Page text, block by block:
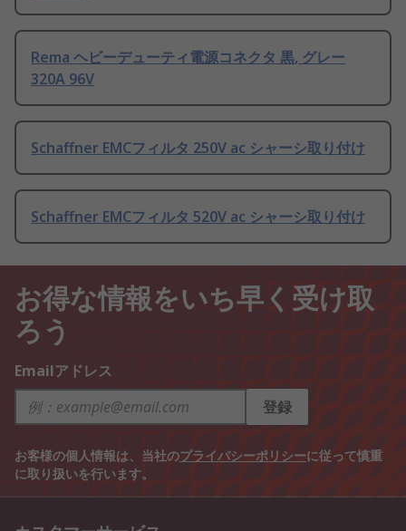
Rema ヘビーデューティ電源コネクタ 黒, グレー
320A 96V
Schaffner EMCフィルタ 250V ac シャーシ取り付け
Schaffner EMCフィルタ 520V ac シャーシ取り付け
お得な情報をいち早く受け取
ろう
Emailアドレス
登録
お客様の個人情報は、当社のプライバシーポリシーに従って慎重
に取り扱いを行います。